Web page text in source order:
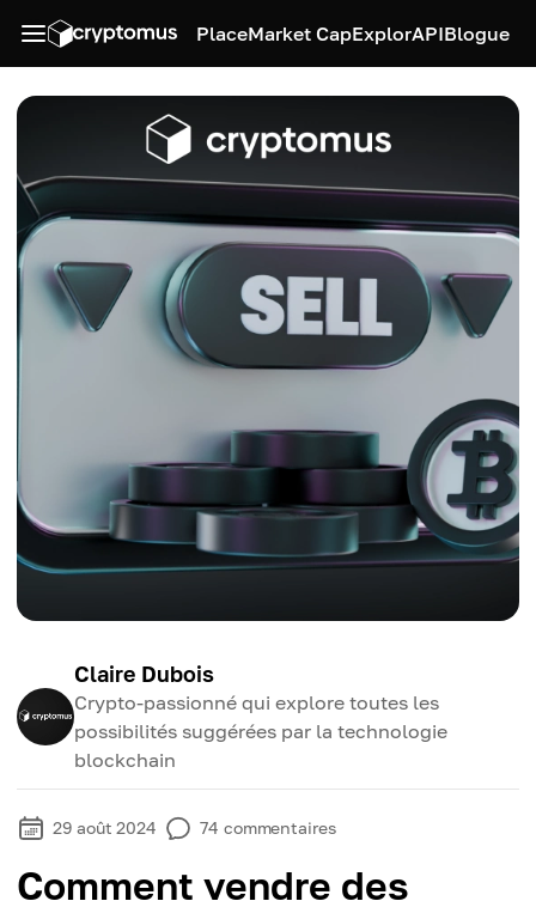
PlaceMarket CapExplorAPIBlogue
Claire Dubois
Crypto-passionné qui explore toutes les
possibilités suggérées par la technologie
blockchain
29 août 2024 74 commentaires
Comment vendre des